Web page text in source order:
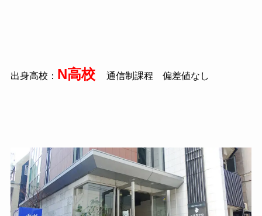
出身高校： N高校 通信制課程 偏差値なし